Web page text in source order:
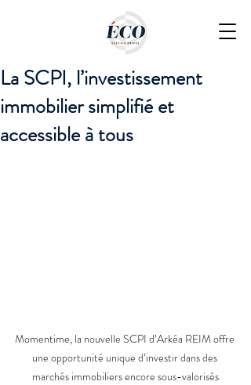
La SCPI, l’investissement
immobilier simplifié et
accessible à tous
Momentime, la nouvelle SCPI d’Arkéa REIM offre
une opportunité unique d’investir dans des
marchés immobiliers encore sous-valorisés